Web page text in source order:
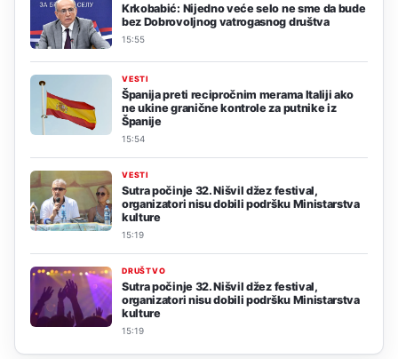
Krkobabić: Nijedno veće selo ne sme da bude
bez Dobrovoljnog vatrogasnog društva
15:55
VESTI
Španija preti recipročnim merama Italiji ako
ne ukine granične kontrole za putnike iz
Španije
15:54
VESTI
Sutra počinje 32. Nišvil džez festival,
organizatori nisu dobili podršku Ministarstva
kulture
15:19
DRUŠTVO
Sutra počinje 32. Nišvil džez festival,
organizatori nisu dobili podršku Ministarstva
kulture
15:19